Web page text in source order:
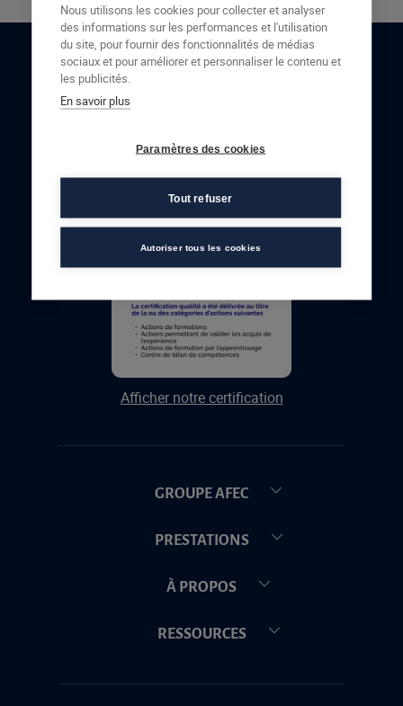
RESTONS EN CONTACT
Afficher notre certification
GROUPE AFEC
PRESTATIONS
À PROPOS
RESSOURCES
Nous utilisons les cookies pour collecter et analyser
des informations sur les performances et l'utilisation
du site, pour fournir des fonctionnalités de médias
sociaux et pour améliorer et personnaliser le contenu et
les publicités.
En savoir plus
Paramètres des cookies
Tout refuser
Autoriser tous les cookies